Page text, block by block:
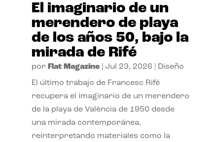
El imaginario de un
merendero de playa
de los años 50, bajo la
mirada de Rifé
por Flat Magazine| Jul 23, 2026 Diseño
El último trabajo de Francesc Rifé
recupera el imaginario de un merendero
de la playa de València de 1950 desde
una mirada contemporánea,
reinterpretando materiales como la